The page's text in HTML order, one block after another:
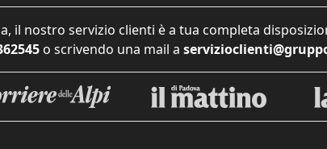
il nostro servizio clienti è a tua completa
o scrivendo una mail a